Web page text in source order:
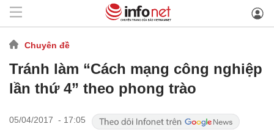
Chuyên đề
Tránh làm “Cách mạng công nghiệp
lần thứ 4” theo phong trào
05/04/2017 - 17:05